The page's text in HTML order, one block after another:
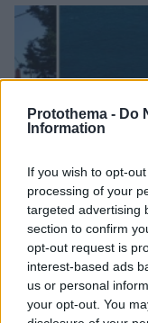
Protothema - Do
Information
If you wish to opt-
processing of your
targeted advertising
section to confirm
opt-out request is
interest-based ads
us or personal
your opt-out. You